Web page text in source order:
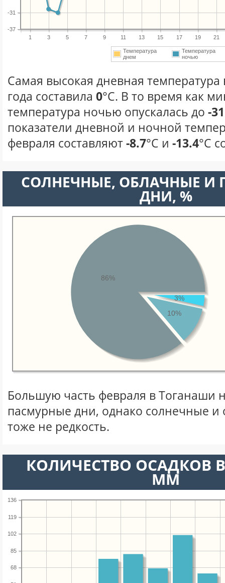
1 3 5 7 9 11 13 15 17 19 21
-37
-31
Температура
днем
Температура
ночью
Самая высокая дневная температура
года составила 0°С. В то время как
температура ночью опускалась до -31
показатели дневной и ночной
февраля составляют-8.7°С и -13.4°С
CОЛНЕЧНЫЕ, ОБЛАЧНЫЕ И
ДНИ, %
3%
10%
86%
Большую часть февраля в Тоганаши
пасмурные дни, однако солнечные
тоже не редкость.
КОЛИЧЕСТВО ОСАДКОВ
ММ
68
85
102
119
136